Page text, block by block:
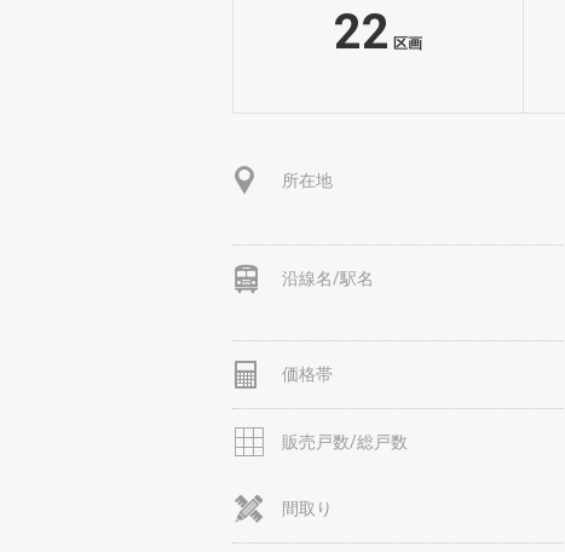
22 区画
所在地
沿線名/駅名
価格帯
販売戸数/総戸数
間取り